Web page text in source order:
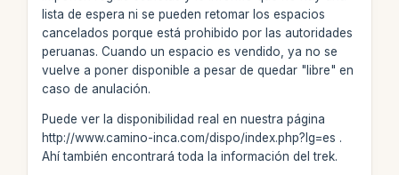
lista de espera ni se pueden retomar los espacios
cancelados porque está prohibido por las autoridades
peruanas. Cuando un espacio es vendido, ya no se
vuelve a poner disponible a pesar de quedar "libre" en
caso de anulación.
Puede ver la disponibilidad real en nuestra página
http://www.camino-inca.com/dispo/index.php?lg=es .
Ahí también encontrará toda la información del trek.